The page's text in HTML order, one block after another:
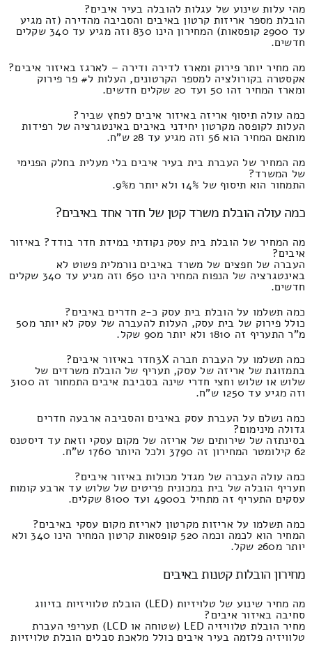
מהי עלות שינוע של עגלות להובלה בעיר איבים?
הובלת מספר אריזות קרטון באיבים והסביבה מהדירה (זה מגיע
עד 2900 קופסאות) המחירון הינו 830 וזה מגיע עד 340 שקלים
חדשים.
מה מחיר יותר פירוק ומארז לדירה ודירה – לארגז באיזור איבים?
אקסטרה בקורולציה למספר הקרטונים, העלות ל# פר פירוק
ומארז המחיר זהו 50 ועד 20 שקלים חדשים.
כמה עולה תיסוף אריזה באיזור איבים לפחץ שביר?
העלות לקופסה מקרטון יחידני באיבים באינטגרציה של רפידות
מותאם המחיר הוא 56 וזה מגיע עד 28 ש"ח.
מה המחיר של העברת בית בעיר איבים בלי מעלית בחלק הפנימי
של המשרד?
התמחור הוא תיסוף של 14% ולא יותר מ9%.
כמה עולה הובלת משרד קטן של חדר אחד באיבים?
מה המחיר של הובלת בית עסק נקודתי במידת חדר בודד? באיזור
איבים?
העברה של חפצים של משרד באיבים נורמלית פשוט לא
באינטגרציה של הנפות המחיר הינו 650 וזה מגיע עד 340 שקלים
חדשים.
כמה תשלמו על הובלת בית עסק כ-2 חדרים באיבים?
כולל פירוק של בית עסק, העלות להעברה של עסק לא יותר מ50
מ"ר התעריף זה 1810 ולא יותר מ90 שקל.
כמה תשלמו על העברת חברה 3Xחדר באיזור איבים?
בתמזוגת של אריזה של עסק, תעריף של הובלת משרדים של
שלוש או שלוש וחצי חדרי שינה בסביבת איבים התמחור זה 3100
וזה מגיע עד 1250 ש"ח.
כמה נשלם על העברת עסק באיבים והסביבה ארבעה חדרים
גדולה מינימום?
בסינתזה של שירותים של אריזה של מקום עסקי וזאת עד דיסטנס
62 קילומטר המחירון זה 3790 ולכל היותר 1760 ש"ח.
כמה עולה העברה של מגדל מכולות באיזור איבים?
תעריף הובלה של בית במכונית פריטים של שלוש עד ארבע קומות
עסקים התעריף זה מתחיל ב4900 ועד 8100 שקלים.
כמה תשלמו על אריזות מקרטון לאריזת מקום עסקי באיבים?
המחיר הוא לכמה וכמה 520 קופסאות קרטון המחיר הינו 340 ולא
יותר מ260 שקל.
מחירון הובלות קטנות באיבים
מה מחיר שינוע של טלויזיות (LED) הובלת טלוויזיות בזיווג
סחיבה באיזור איבים?
מחיר הובלת טלוויזיה LED (שטוחה או LCD) תעריפי העברת
טלוויזיה פלזמה בעיר איבים כולל מלאכת סבלים הובלת טלויזיות